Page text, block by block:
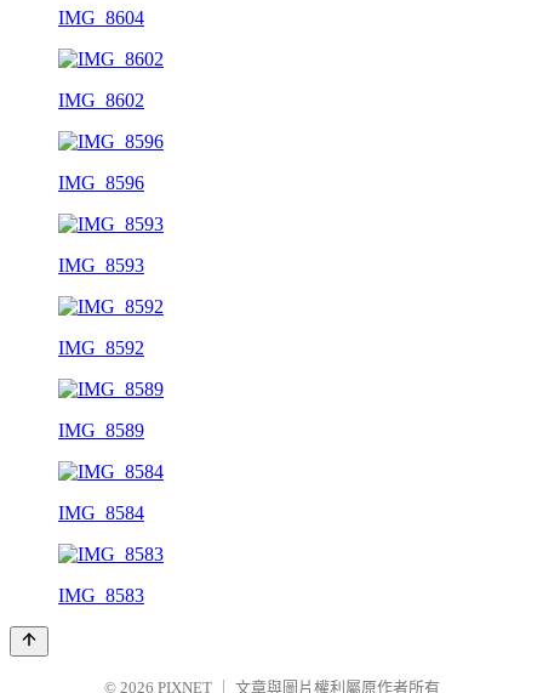
IMG_8604
IMG_8602
IMG_8596
IMG_8593
IMG_8592
IMG_8589
IMG_8584
IMG_8583
© 2026 PIXNET 文章與圖片權利屬原作者所有